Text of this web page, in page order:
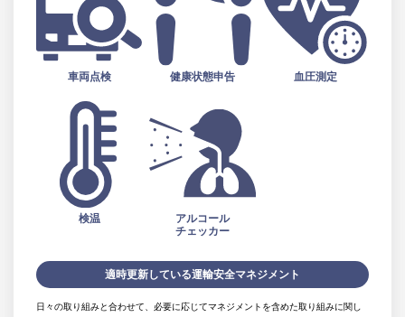
車両点検 健康状態申告 血圧測定
検温
アルコール
チェッカー
適時更新している運輸安全マネジメント
日々の取り組みと合わせて、必要に応じてマネジメントを含めた取り組みに関し